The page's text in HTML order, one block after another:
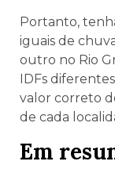
Portanto,
iguais de
outro no Rio
IDFs
valor correto
de cada
Em